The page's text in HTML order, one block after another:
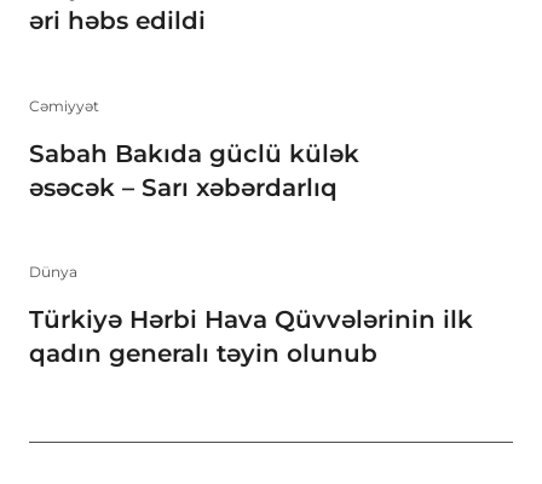
əri həbs edildi
Cəmiyyət
Sabah Bakıda güclü külək
əsəcək – Sarı xəbərdarlıq
Dünya
Türkiyə Hərbi Hava Qüvvələrinin ilk
qadın generalı təyin olunub